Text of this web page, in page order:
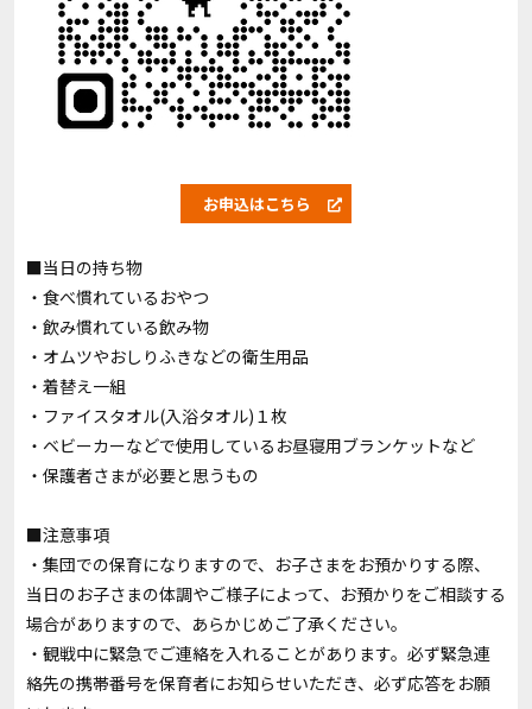
お申込はこちら
■当日の持ち物
・⾷べ慣れているおやつ
・飲み慣れている飲み物
・オムツやおしりふきなどの衛⽣⽤品
・着替え⼀組
・ファイスタオル(⼊浴タオル)１枚
・ベビーカーなどで使⽤しているお昼寝⽤ブランケットなど
・保護者さまが必要と思うもの
■注意事項
・集団での保育になりますので、お⼦さまをお預かりする際、
当⽇のお⼦さまの体調やご様⼦によって、お預かりをご相談する
場合がありますので、あらかじめご了承ください。
・観戦中に緊急でご連絡を⼊れることがあります。必ず緊急連
絡先の携帯番号を保育者にお知らせいただき、必ず応答をお願